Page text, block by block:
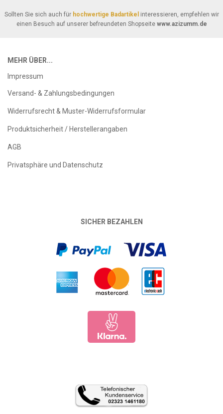
Sollten Sie sich auch für hochwertige Badartikel interessieren, empfehlen wir
einen Besuch auf unserer befreundeten Shopseite www.azizumm.de
MEHR ÜBER...
Impressum
Versand- & Zahlungsbedingungen
Widerrufsrecht & Muster-Widerrufsformular
Produktsicherheit / Herstellerangaben
AGB
Privatsphäre und Datenschutz
SICHER BEZAHLEN